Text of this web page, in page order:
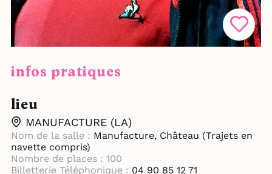
infos pratiques
lieu
MANUFACTURE (LA)
Nom de la salle : Manufacture, Château (Trajets en
navette compris)
Nombre de places : 100
Billetterie Téléphonique : 04 90 85 12 71